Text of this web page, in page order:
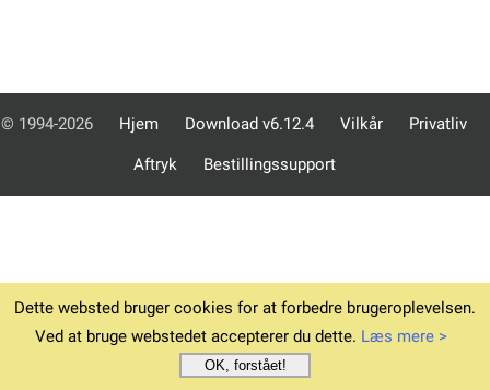
© 1994-2026 Hjem Download v6.12.4 Vilkår Privatliv
Aftryk Bestillingssupport
Dette websted bruger cookies for at forbedre brugeroplevelsen.
Ved at bruge webstedet accepterer du dette. Læs mere >
OK, forstået!